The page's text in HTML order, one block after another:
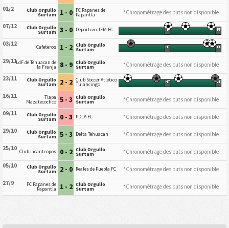
01/2 Club Orgullo
Surtam 1 - 0 FC Papanes de
Papantla
*Chronométrage des buts non disponible
07/12
Club Orgullo
Surtam 3 - 0 Deportivo JEM FC HT FT
03/12 Cafeteros 1 - 2 Club Orgullo
Surtam HT FT
29/11LdF de Tehuacan de
la Franja 8 - 9 Club Orgullo
Surtam
*Chronométrage des buts non disponible
23/11
Club Orgullo
Surtam 2 - 2 Club Soccer Atletico
Tulancingo HT FT
16/11 Tlapa
Mazatecochco 5 - 3 Club Orgullo
Surtam
*Chronométrage des buts non disponible
09/11
Club Orgullo
Surtam 0 - 3 PDLA FC
*Chronométrage des buts non disponible
29/10
Club Orgullo
Surtam 5 - 3 Delta Tehuacan
*Chronométrage des buts non disponible
25/10 Club Licantropos 0 - 2 Club Orgullo
Surtam
*Chronométrage des buts non disponible
05/10
Club Orgullo
Surtam 2 - 0 Reales de Puebla FC
*Chronométrage des buts non disponible
27/9
FC Papanes de
Papantla 1 - 2 Club Orgullo
Surtam *Chronométrage des buts non disponible